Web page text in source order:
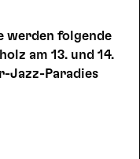
werden folgende
am 13. und 14.
Jazz-Paradies